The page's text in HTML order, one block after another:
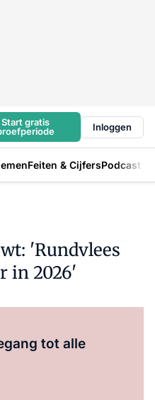
Start gratis
Inloggen
Feiten & CijfersPodcast
'Rundvlees
in 2026'
tot alle